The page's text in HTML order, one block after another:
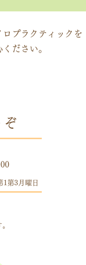
」カイロプラクティ
プラクティックを
ださい。
ぞ
1第3月曜日